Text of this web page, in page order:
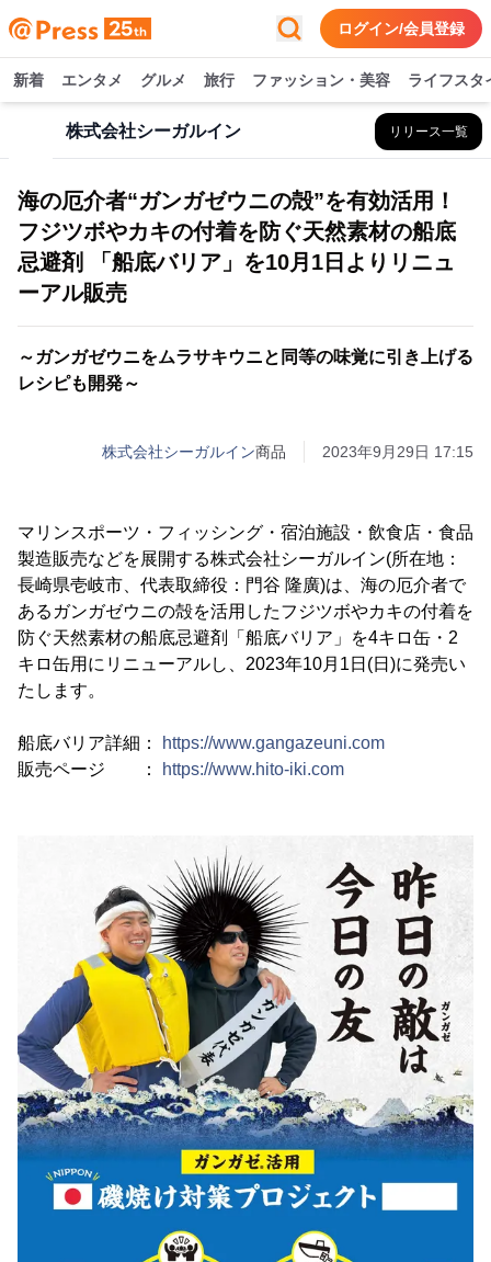
ログイン/会員登録
新着 エンタメ グルメ 旅行 ファッション・美容 ライフスタ
株式会社シーガルイン リリース一覧
海の厄介者“ガンガゼウニの殻”を有効活用！
フジツボやカキの付着を防ぐ天然素材の船底
忌避剤 「船底バリア」を10月1日よりリニュ
ーアル販売
～ガンガゼウニをムラサキウニと同等の味覚に引き上げる
レシピも開発～
株式会社シーガルイン商品 2023年9月29日 17:15
マリンスポーツ・フィッシング・宿泊施設・飲食店・食品
製造販売などを展開する株式会社シーガルイン(所在地：
長崎県壱岐市、代表取締役：門谷 隆廣)は、海の厄介者で
あるガンガゼウニの殻を活用したフジツボやカキの付着を
防ぐ天然素材の船底忌避剤「船底バリア」を4キロ缶・2
キロ缶用にリニューアルし、2023年10月1日(日)に発売い
たします。
船底バリア詳細：
https://www.gangazeuni.com
販売ページ ：
https://www.hito-iki.com